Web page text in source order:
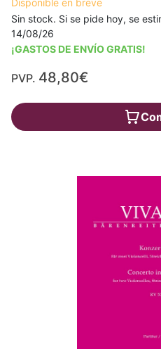
Sin stock. Si se pide hoy, se
14/08/26
¡GASTOS DE ENVÍO GRATIS!
PVP. 48,80€